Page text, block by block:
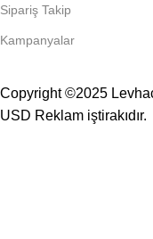
Sipariş Takip
Kampanyalar
Copyright ©2025
USD Reklam iştirakıdır.